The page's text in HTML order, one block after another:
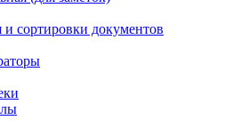
сортировки документов